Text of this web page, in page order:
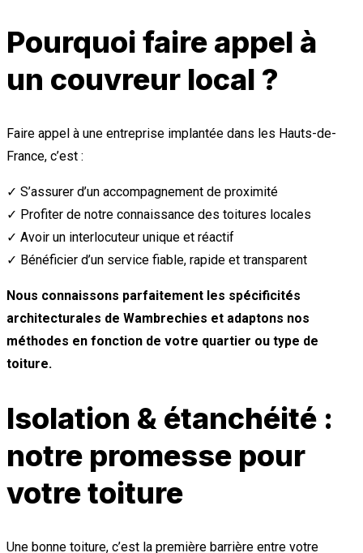
Pourquoi faire appel à
un couvreur local ?
Faire appel à une entreprise implantée dans les Hauts-de-
France, c’est :
✓ S’assurer d’un accompagnement de proximité
✓ Profiter de notre connaissance des toitures locales
✓ Avoir un interlocuteur unique et réactif
✓ Bénéficier d’un service fiable, rapide et transparent
Nous connaissons parfaitement les spécificités
architecturales de Wambrechies et adaptons nos
méthodes en fonction de votre quartier ou type de
toiture.
Isolation & étanchéité :
notre promesse pour
votre toiture
Une bonne toiture, c’est la première barrière entre votre